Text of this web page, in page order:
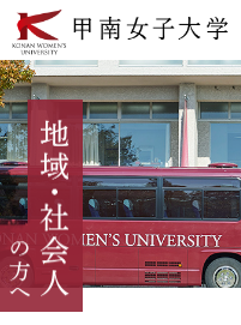
本
文
へ
の
リ
ン
ク
ナ
ビ
ゲ
ー
シ
ョ